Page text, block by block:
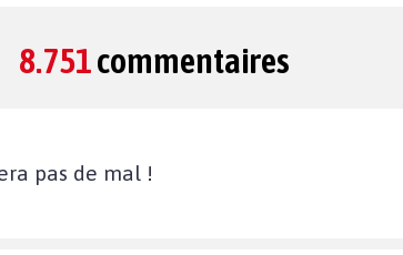
8.751commentaires
pas de mal !